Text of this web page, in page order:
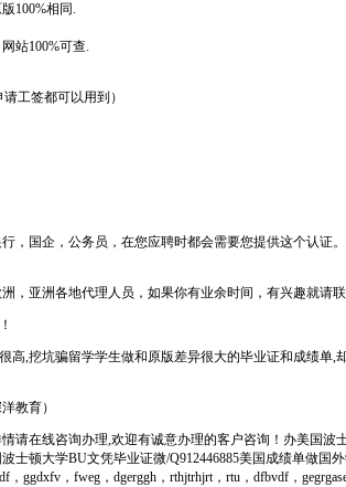
100%相同.
站100%可查.
工签都可以用到）
，国企，公务员，在您应聘时都会需要您提供这个认
，亚洲各地代理人员，如果你有业余时间，有兴趣就请
,挖坑骗留学学生做和原版差异很大的毕业证和成绩
教育）
在线咨询办理,欢迎有诚意办理的客户咨询！办美国
士顿大学BU文凭毕业证微/Q912446885美国成绩单做
ggdxfv，fweg，dgerggh，rthjtrhjrt，rtu，dfbvdf，